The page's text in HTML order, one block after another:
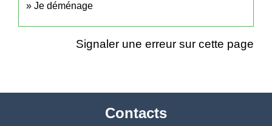
Je déménage
Signaler une erreur sur cette page
Contacts